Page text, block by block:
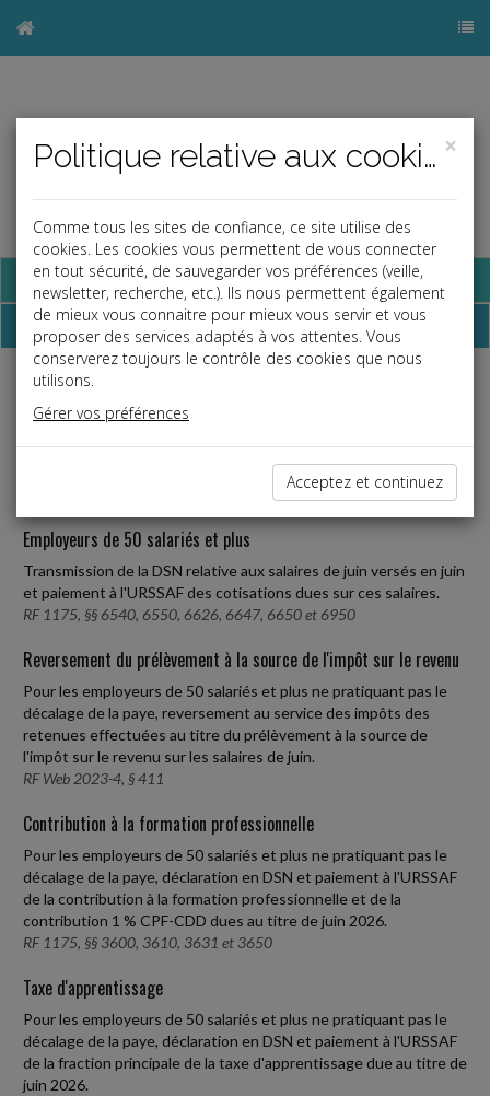
Base documentaire
Échéancier
Échéancier : juillet
Employeurs de 50 salariés et plus
Transmission de la DSN relative aux salaires de juin versés en juin
et paiement à l'URSSAF des cotisations dues sur ces salaires.
RF 1175, §§ 6540, 6550, 6626, 6647, 6650 et 6950
Reversement du prélèvement à la source de l'impôt sur le revenu
Pour les employeurs de 50 salariés et plus ne pratiquant pas le
décalage de la paye, reversement au service des impôts des
retenues effectuées au titre du prélèvement à la source de
l'impôt sur le revenu sur les salaires de juin.
RF Web 2023-4, § 411
Contribution à la formation professionnelle
Pour les employeurs de 50 salariés et plus ne pratiquant pas le
décalage de la paye, déclaration en DSN et paiement à l'URSSAF
de la contribution à la formation professionnelle et de la
contribution 1 % CPF-CDD dues au titre de juin 2026.
RF 1175, §§ 3600, 3610, 3631 et 3650
Taxe d'apprentissage
Pour les employeurs de 50 salariés et plus ne pratiquant pas le
décalage de la paye, déclaration en DSN et paiement à l'URSSAF
de la fraction principale de la taxe d'apprentissage due au titre de
juin 2026.
×
Politique relative aux cookies
Comme tous les sites de confiance, ce site utilise des
cookies. Les cookies vous permettent de vous connecter
en tout sécurité, de sauvegarder vos préférences (veille,
newsletter, recherche, etc.). Ils nous permettent également
de mieux vous connaitre pour mieux vous servir et vous
proposer des services adaptés à vos attentes. Vous
conserverez toujours le contrôle des cookies que nous
utilisons.
Gérer vos préférences
Acceptez et continuez